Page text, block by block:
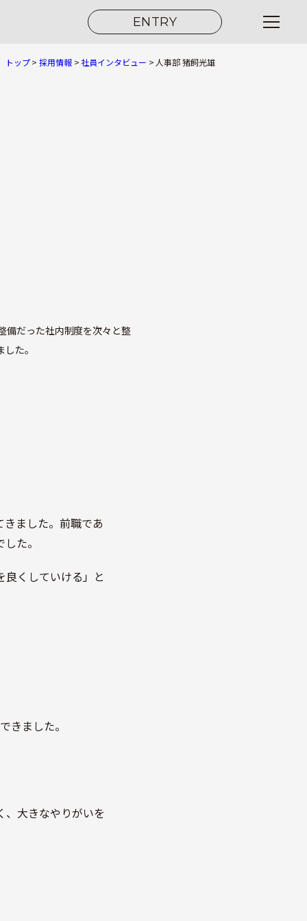
ENTRY
トップ > 採用情報 > 社員インタビュー > 人事部 猪飼光雄
備だった社内制度を次々と整
た。
ました。前職であ
た。
良くしていける」と
きました。
、大きなやりがいを